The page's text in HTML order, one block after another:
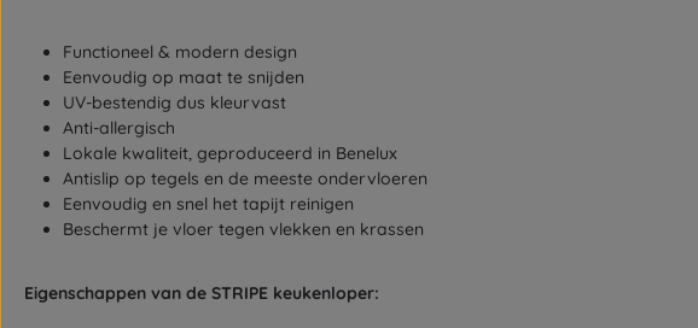
Functioneel & modern design
Eenvoudig op maat te snijden
UV-bestendig dus kleurvast
Anti-allergisch
Lokale kwaliteit, geproduceerd in Benelux
Antislip op tegels en de meeste ondervloeren
Eenvoudig en snel het tapijt reinigen
Beschermt je vloer tegen vlekken en krassen
Eigenschappen van de STRIPE keukenloper: